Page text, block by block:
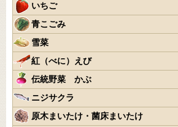
いちご
青こごみ
雪菜
紅（べに）えび
伝統野菜 かぶ
ニジサクラ
原木まいたけ・菌床まいたけ